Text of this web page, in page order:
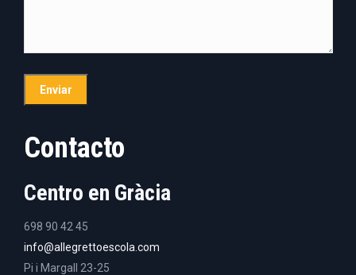
Contacto
Centro en Gràcia
698 90 42 45
info@allegrettoescola.com
Pi i Margall 23-25